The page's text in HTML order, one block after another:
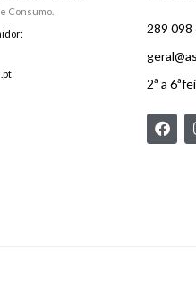
Consumo.
289 098
2ª a
F
a